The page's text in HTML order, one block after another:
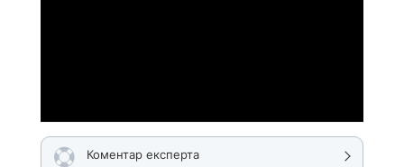
Коментар експерта